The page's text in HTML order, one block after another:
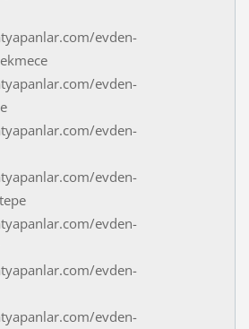
evden-
evden-
evden-
evden-
evden-
evden-
evden-